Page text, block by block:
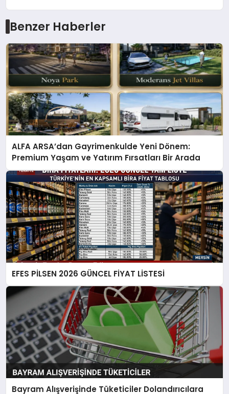
Benzer Haberler
ALFA ARSA’dan Gayrimenkulde Yeni Dönem:
Premium Yaşam ve Yatırım Fırsatları Bir Arada
EFES PİLSEN 2026 GÜNCEL FİYAT LİSTESİ
Bayram Alışverişinde Tüketiciler Dolandırıcılara